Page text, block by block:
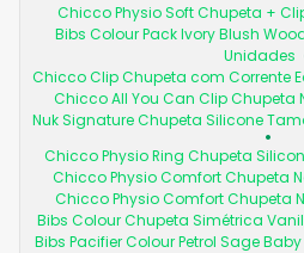
Chicco Physio Soft Chupeta +
Bibs Colour Pack Ivory Blush
Unidades
Chicco Clip Chupeta com Corrente
Chicco All You Can Clip Chupeta
Nuk Signature Chupeta Silicone
Chicco Physio Ring Chupeta
Chicco Physio Comfort Chupeta
Chicco Physio Comfort Chupeta
Bibs Colour Chupeta Simétrica
Bibs Pacifier Colour Petrol Sage